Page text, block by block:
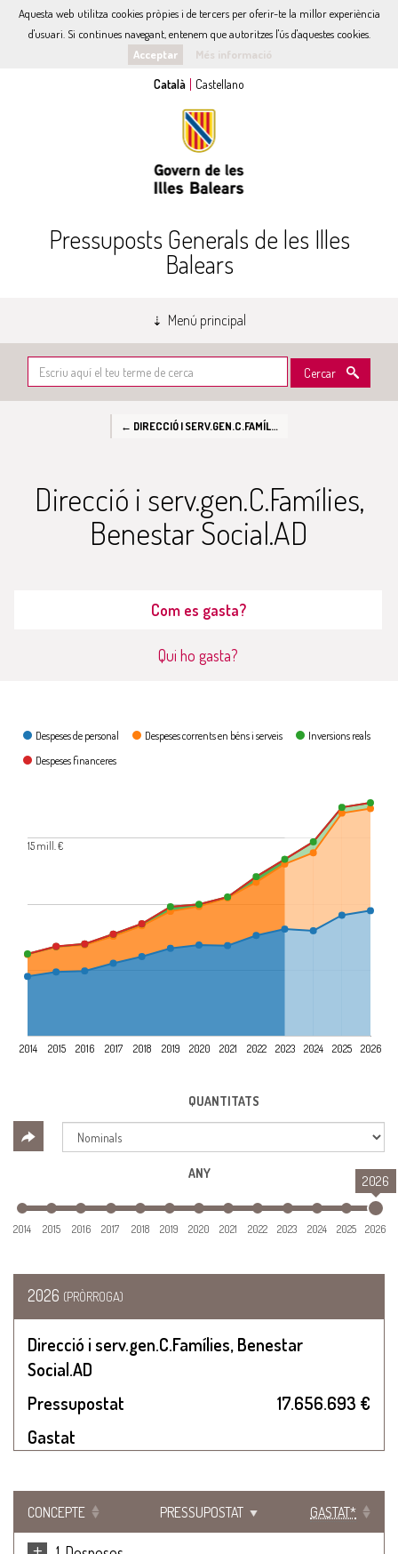
Aquesta web utilitza cookies pròpies i de tercers per oferir-te la millor experiència
d'usuari. Si continues navegant, entenem que autoritzes l'ús d'aquestes cookies.
Acceptar
Més informació
Pressuposts Generals de les Illes
Balears
Menú principal
Cercar
← DIRECCIÓ I SERV.GEN.C.FAMÍLIES, BENESTAR SOCIAL.AD
Direcció i serv.gen.C.Famílies,
Benestar Social.AD
Com es gasta?
Qui ho gasta?
Com es gasta?
Despeses de personal Despeses corrents en béns i serveis
Inversions reals
Despeses financeres
2014 2015 2016 2017 2018 2019 2020 2021 2022 2023 2024 2025 2026
15 mill. €
QUANTITATS
ANY 2026
2014 2015 2016 2017 2018 2019 2020 2021 2022 2023 2024 2025 2026
2026 (PRÒRROGA)
Direcció i serv.gen.C.Famílies, Benestar
Social.AD
Pressupostat
17.656.693 €
Gastat
CONCEPTE PRESSUPOSTAT GASTAT*